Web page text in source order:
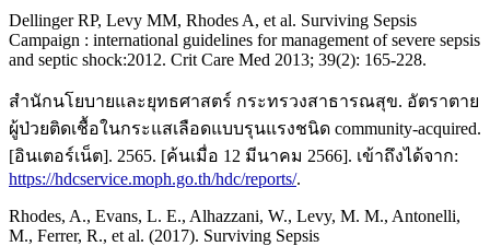
Dellinger RP, Levy MM, Rhodes A, et al. Surviving Sepsis
Campaign : international guidelines for management of severe sepsis
and septic shock:2012. Crit Care Med 2013; 39(2): 165-228.
สำนักนโยบายและยุทธศาสตร์ กระทรวงสาธารณสุข. อัตราตาย
ผู้ป่วยติดเชื้อในกระแสเลือดแบบรุนแรงชนิด community-acquired.
[อินเตอร์เน็ต]. 2565. [ค้นเมื่อ 12 มีนาคม 2566]. เข้าถึงได้จาก:
https://hdcservice.moph.go.th/hdc/reports/.
Rhodes, A., Evans, L. E., Alhazzani, W., Levy, M. M., Antonelli,
M., Ferrer, R., et al. (2017). Surviving Sepsis